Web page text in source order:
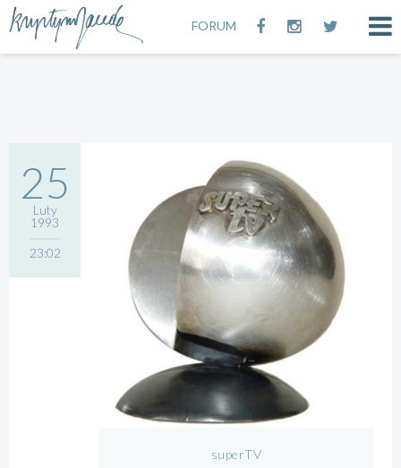
FORUM
25
Luty
1993
23:02
superTV